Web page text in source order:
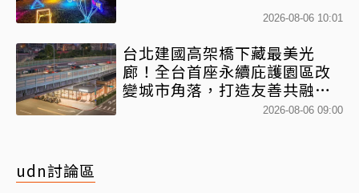
2026-08-06 10:01
台北建國高架橋下藏最美光
廊！全台首座永續庇護園區改
變城市角落，打造友善共融新
2026-08-06 09:00
udn討論區